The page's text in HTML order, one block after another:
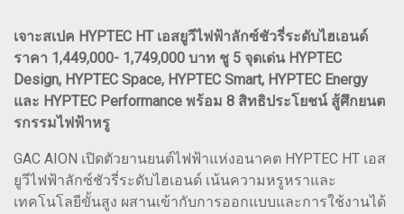
เจาะสเปค HYPTEC HT เอสยูวีไฟฟ้าลักซ์ชัวรี่ระดับไฮเอนด์
ราคา 1,449,000- 1,749,000 บาท ชู 5 จุดเด่น HYPTEC
Design, HYPTEC Space, HYPTEC Smart, HYPTEC Energy
และ HYPTEC Performance พร้อม 8 สิทธิประโยชน์ สู้ศึกยนต
รกรรมไฟฟ้าหรู
GAC AION เปิดตัวยานยนต์ไฟฟ้าแห่งอนาคต HYPTEC HT เอส
ยูวีไฟฟ้าลักซ์ชัวรี่ระดับไฮเอนด์ เน้นความหรูหราและ
เทคโนโลยีขั้นสูง ผสานเข้ากับการออกแบบและการใช้งานได้